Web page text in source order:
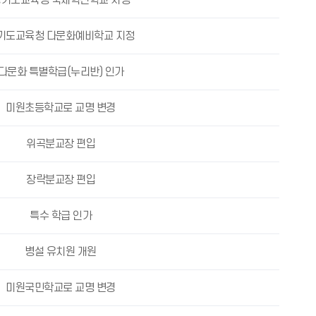
도교육청 다문화예비학교 지정
문화 특별학급(누리반) 인가
미원초등학교로 교명 변경
위곡분교장 편입
장락분교장 편입
특수 학급 인가
병설 유치원 개원
미원국민학교로 교명 변경